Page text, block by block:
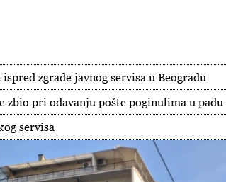
zgrade javnog servisa u Beogradu
pri odavanju pošte poginulima u padu
servisa